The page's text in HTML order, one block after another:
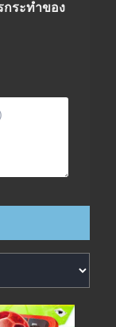
กระทำของ